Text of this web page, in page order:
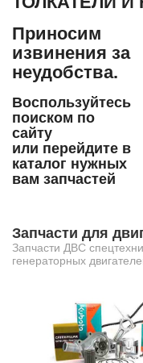
Приносим
извинения за
неудобства.
Воспользуйтесь
поиском по
сайту
или перейдите в
каталог нужных
вам запчастей
Запчасти для
Запчасти ДВС
генераторных